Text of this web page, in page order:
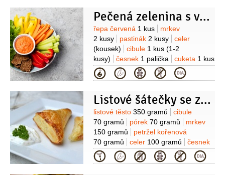
Pečená zelenina s variacemi dipů
Suroviny
řepa červená 1 kus
mrkev
2 kusy
pastinák 2 kusy
celer
(kousek)
cibule 1 kus (1-2
kusy)
česnek 1 palička cuketa 1 kus
(malá)
brambory (několik) Dipy:
jogurt bílý2 kelímky
smetana
1 stroužek (1-2 stroužky)
bylinky
(směs nasekané)
kopr (čerstvý nebo
mraený)
olej olivový
citron
1/2kusu med hořčice plnotučná
Kategorie
Listové šátečky se zeleninovou náplní
Suroviny
listové těsto 350 gramů
cibule
70 gramů
pórek 70 gramů
mrkev
150 gramů
petržel kořenová
70 gramů
celer 100 gramů
česnek
1 stroužek
máslo 40 gramů
slanina
25 gramů
Kategorie